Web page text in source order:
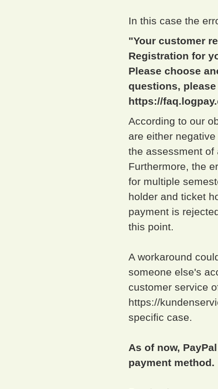
In this case the
"Your customer
Registration for
Please choose
questions,
https://
According to our
are either
the assessment of
Furthermore, the
for multiple
holder and ticket
payment is
this point.
A workaround
someone else's
customer service
https://
specific case.
As of now,
payment method.